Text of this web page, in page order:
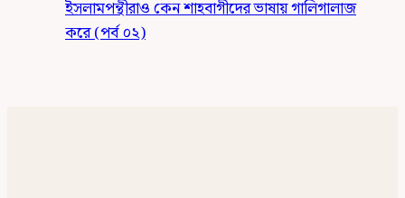
ইসলামপন্থীরাও কেন শাহবাগীদের ভাষায় গালিগালাজ
করে (পর্ব ০২)